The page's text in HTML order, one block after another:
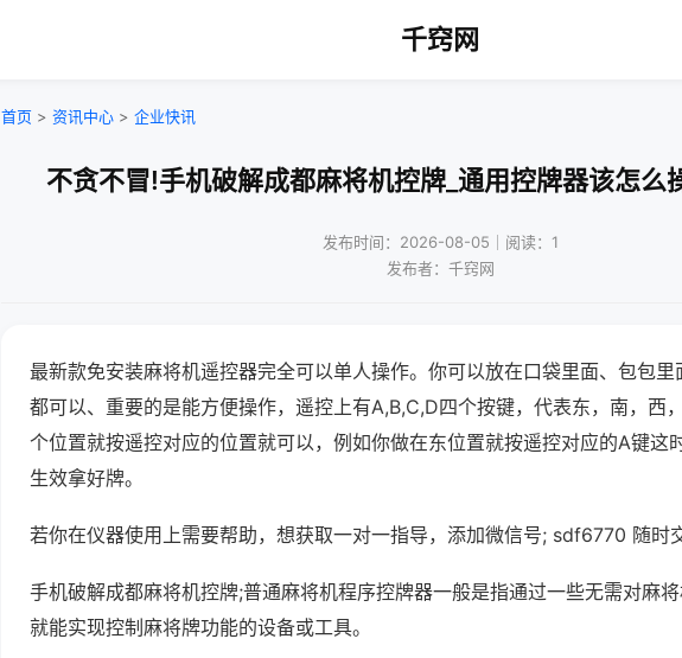
千窍网
首页 > 资讯中心 > 企业快讯
不贪不冒!手机破解成都麻将机控牌_通用控牌器该怎么
发布时间：2026-08-05｜阅读：1
发布者：千窍网
最新款免安装麻将机遥控器完全可以单人操作。你可以放在口袋里面、包包里
都可以、重要的是能方便操作，遥控上有A,B,C,D四个按键，代表东，南，西
个位置就按遥控对应的位置就可以，例如你做在东位置就按遥控对应的A键这
生效拿好牌。
若你在仪器使用上需要帮助，想获取一对一指导，添加微信号; sdf6770 随时
手机破解成都麻将机控牌;普通麻将机程序控牌器一般是指通过一些无需对麻
就能实现控制麻将牌功能的设备或工具。